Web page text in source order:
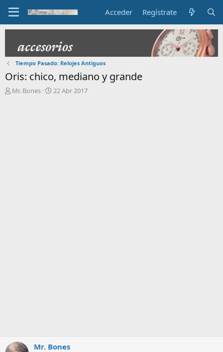
Acceder Regístrate
Tiempo Pasado: Relojes Antiguos
Oris: chico, mediano y grande
IMr. Bones
F
22 Abr 2017
Mr. Bones